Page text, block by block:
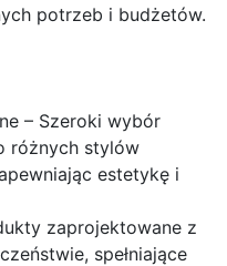
potrzeb i budżetów.
– Szeroki wybór
różnych stylów
estetykę i
zaprojektowane z
spełniające